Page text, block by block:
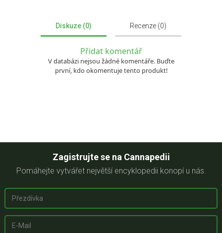
Diskuze (0) Recenze (0)
Přidat komentář
V databázi nejsou žádné komentáře. Buďte
první, kdo okomentuje tento produkt!
Zagistrujte se na Cannapedii
Pomáhejte vytvářet největší encyklopedii konopí u nás.